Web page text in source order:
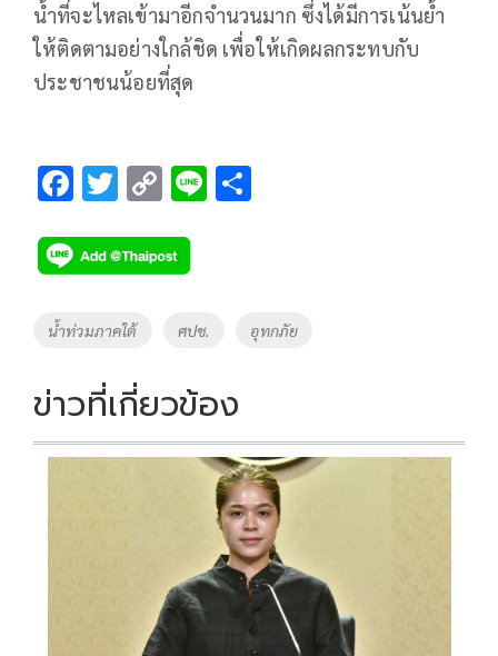
น้ำที่จะไหลเข้ามาอีกจำนวนมาก ซึ่งได้มีการเน้นย้ำ
ให้ติดตามอย่างใกล้ชิด เพื่อให้เกิดผลกระทบกับ
ประชาชนน้อยที่สุด
F
e
b
o
k
T
tt
er
C
p
y
Li
k
Li
Tags
น้ำท่วมภาคใต้ ศปช. อุทกภัย
ข่าวที่เกี่ยวข้อง